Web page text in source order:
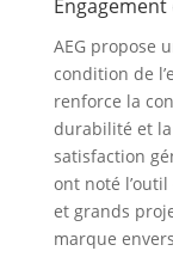
AEG propose
condition de
renforce la
durabilité et
satisfaction
ont noté
et grands
marque